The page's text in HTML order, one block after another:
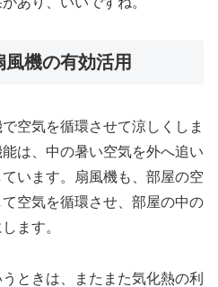
機の有効活用
空気を循環させて涼しくしま
は、中の暑い空気を外へ追い
います。扇風機も、部屋の空
空気を循環させ、部屋の中の
ます。
ときは、またまた気化熱の利